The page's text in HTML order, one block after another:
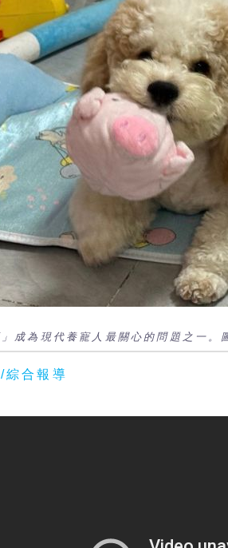
」成為現代養寵人最關心的問題之一
綜合報導